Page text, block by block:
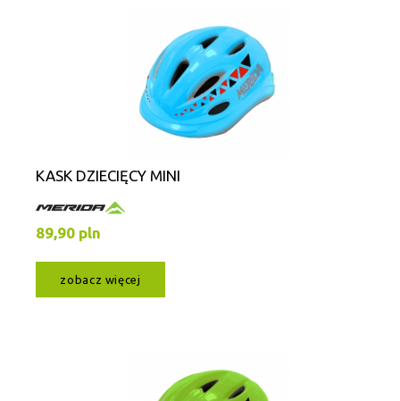
KASK DZIECIĘCY MINI
89,90 pln
zobacz więcej